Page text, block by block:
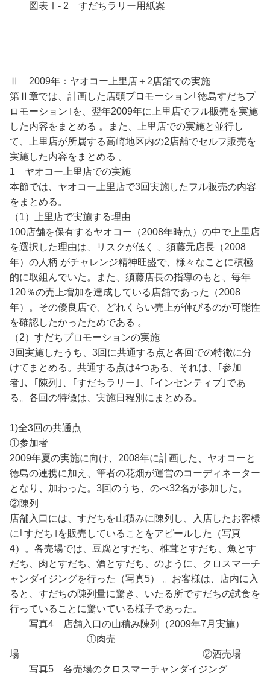
図表Ⅰ- 2 すだちラリー用紙案
Ⅱ 2009年：ヤオコー上里店＋2店舗での実施
第Ⅱ章では、計画した店頭プロモーション｢徳島すだちプ
ロモーション｣を、翌年2009年に上里店でフル販売を実施
した内容をまとめる 。また、上里店での実施と並行し
て、上里店が所属する高崎地区内の2店舗でセルフ販売を
実施した内容をまとめる 。
1 ヤオコー上里店での実施
本節では、ヤオコー上里店で3回実施したフル販売の内容
をまとめる。
（1）上里店で実施する理由
100店舗を保有するヤオコー（2008年時点）の中で上里店
を選択した理由は、リスクが低く 、須藤元店長（2008
年）の人柄 がチャレンジ精神旺盛で、様々なことに積極
的に取組んでいた。また、須藤店長の指導のもと、毎年
120％の売上増加を達成している店舗であった（2008
年）。その優良店で、どれくらい売上が伸びるのか可能性
を確認したかったためである 。
（2）すだちプロモーションの実施
3回実施したうち、3回に共通する点と各回での特徴に分
けてまとめる。共通する点は4つある。それは、｢参加
者｣、｢陳列｣、｢すだちラリー｣、｢インセンティブ｣であ
る。各回の特徴は、実施日程別にまとめる。
1)全3回の共通点
①参加者
2009年夏の実施に向け、2008年に計画した、ヤオコーと
徳島の連携に加え、筆者の花畑が運営のコーディネーター
となり、加わった。3回のうち、のべ32名が参加した。
②陳列
店舗入口には、すだちを山積みに陳列し、入店したお客様
に｢すだち｣を販売していることをアピールした（写真
4）。各売場では、豆腐とすだち、椎茸とすだち、魚とす
だち、肉とすだち、酒とすだち、のように、クロスマーチ
ャンダイジングを行った（写真5） 。お客様は、店内に入
ると、すだちの陳列量に驚き、いたる所ですだちの試食を
行っていることに驚いている様子であった。
写真4 店舗入口の山積み陳列（2009年7月実施）
①肉売
場 ②酒売場
写真5 各売場のクロスマーチャンダイジング